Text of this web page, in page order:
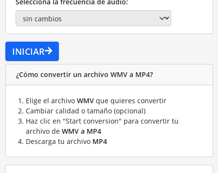
Selecciona la frecuencia de audio:
INICIAR
¿Cómo convertir un archivo WMV a MP4?
Elige el archivo WMVque quieres convertir
Cambiar calidad o tamaño (opcional)
Haz clic en "Start conversion" para convertir tu
archivo de WMV a MP4
Descarga tu archivo MP4